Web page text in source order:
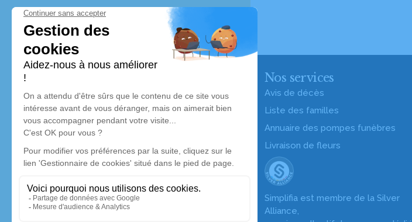
Nos services
Avis de décès
Liste des familles
Annuaire des pompes funèbres
Livraison de fleurs
Simplifia est membre de la Silver
Alliance,